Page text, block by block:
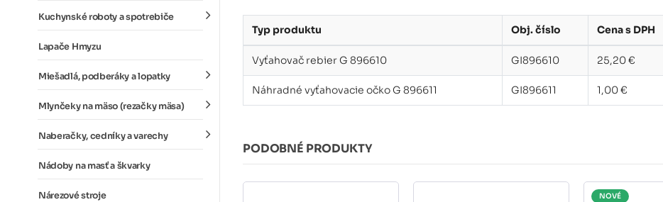
Kuchynské roboty a spotrebiče
Lapače Hmyzu
Miešadlá, podberáky a lopatky
Mlynčeky na mäso (rezačky mäsa)
Naberačky, cedníky a varechy
Nádoby na masť a škvarky
Nárezové stroje
Typ produktu Obj. číslo Cena s DPH
Vyťahovač rebier G 896610 GI896610 25,20 €
Náhradné vyťahovacie očko G 896611 GI896611 1,00 €
PODOBNÉ PRODUKTY
NOVÉ